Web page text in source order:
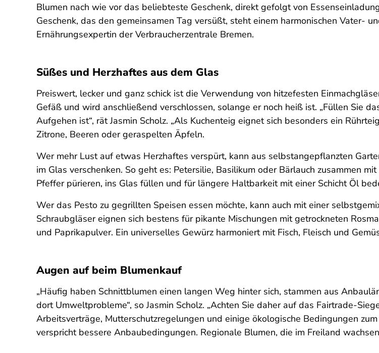
Blumen nach wie vor das beliebteste Geschenk, direkt gefolgt von
Geschenk, das den gemeinsamen Tag versüßt, steht einem harmonischen Vater-
Ernährungsexpertin der Verbraucherzentrale Bremen.
Süßes und Herzhaftes aus dem Glas
Preiswert, lecker und ganz schick ist die Verwendung von hitzefesten
Gefäß und wird anschließend verschlossen, solange er noch heiß ist. „Füllen Sie
Aufgehen ist“, rät Jasmin Scholz. „Als Kuchenteig eignet sich besonders ein
Zitrone, Beeren oder geraspelten Äpfeln.
Wer mehr Lust auf etwas Herzhaftes verspürt, kann aus selbstangepflanzten
im Glas verschenken. So geht es: Petersilie, Basilikum oder Bärlauch zusammen
Pfeffer pürieren, ins Glas füllen und für längere Haltbarkeit mit einer Schicht Öl
Wer das Pesto zu gegrillten Speisen essen möchte, kann auch mit einer
Schraubgläser eignen sich bestens für pikante Mischungen mit getrockneten
und Paprikapulver. Ein universelles Gewürz harmoniert mit Fisch, Fleisch und
Augen auf beim Blumenkauf
„Häufig haben Schnittblumen einen langen Weg hinter sich, stammen aus
dort Umweltprobleme“, so Jasmin Scholz. „Achten Sie daher auf das Fairtrade-
Arbeitsverträge, Mutterschutzregelungen und einige ökologische Bedingungen
verspricht bessere Anbaubedingungen. Regionale Blumen, die im Freiland